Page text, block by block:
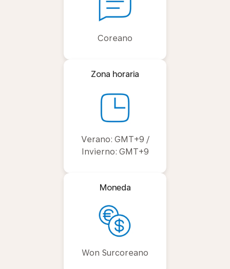
Coreano
Zona horaria
Verano: GMT+9 /
Invierno: GMT+9
Moneda
Won Surcoreano